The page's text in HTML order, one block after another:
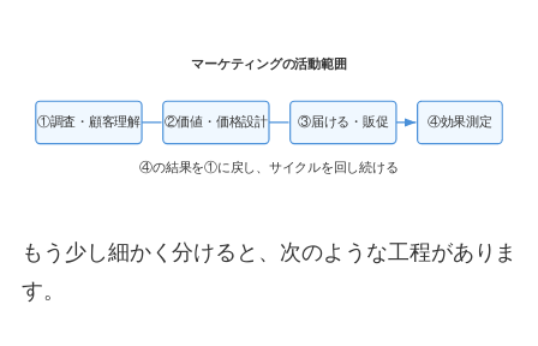
マーケティングの活動範囲
①調査・顧客理解 ②価値・価格設計 ③届ける・販促 ④効果測定
④の結果を①に戻し、サイクルを回し続ける
もう少し細かく分けると、次のような工程がありま
す。